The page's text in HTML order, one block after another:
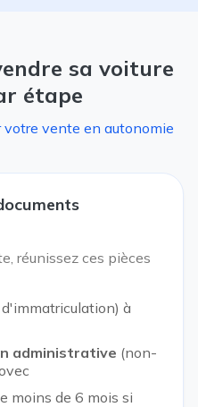
sa voiture
étape
votre vente en autonomie
réunissez ces pièces
à
administrative (non-
moins de 6 mois si